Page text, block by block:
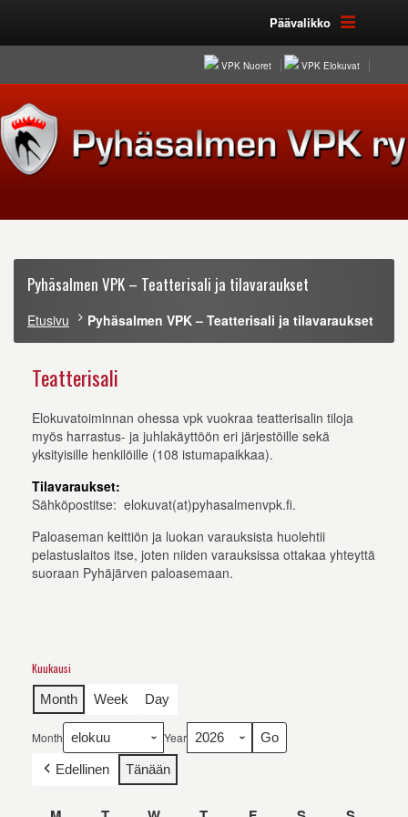
Päävalikko
VPK Nuoret VPK Elokuvat
Pyhäsalmen VPK – Teatterisali ja tilavaraukset
Etusivu Pyhäsalmen VPK – Teatterisali ja tilavaraukset
Teatterisali
Elokuvatoiminnan ohessa vpk vuokraa teatterisalin tiloja
myös harrastus- ja juhlakäyttöön eri järjestöille sekä
yksityisille henkilöille (108 istumapaikkaa).
Tilavaraukset:
Sähköpostitse: elokuvat(at)pyhasalmenvpk.fi.
Paloaseman keittiön ja luokan varauksista huolehtii
pelastuslaitos itse, joten niiden varauksissa ottakaa yhteyttä
suoraan Pyhäjärven paloasemaan.
Kuukausi
Month
Week Day
Month Year
Edellinen Tänään